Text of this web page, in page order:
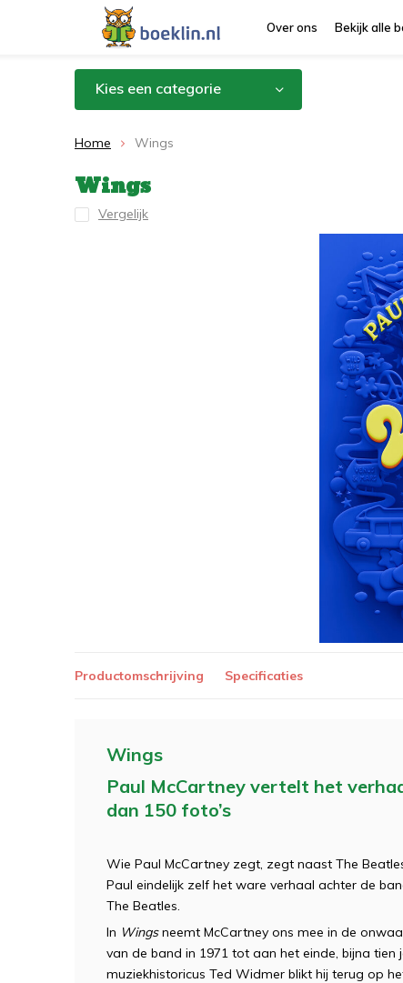
Over ons Bekijk alle
Kies een categorie
Home Wings
Wings
Vergelijk
Productomschrijving Specificaties
Wings
Paul McCartney vertelt het
dan 150 foto’s
Wie Paul McCartney zegt, zegt naast The
Paul eindelijk zelf het ware verhaal achter de
The Beatles.
In Wingsneemt McCartney ons mee in de
van de band in 1971 tot aan het einde, bijna
muziekhistoricus Ted Widmer blikt hij terug op